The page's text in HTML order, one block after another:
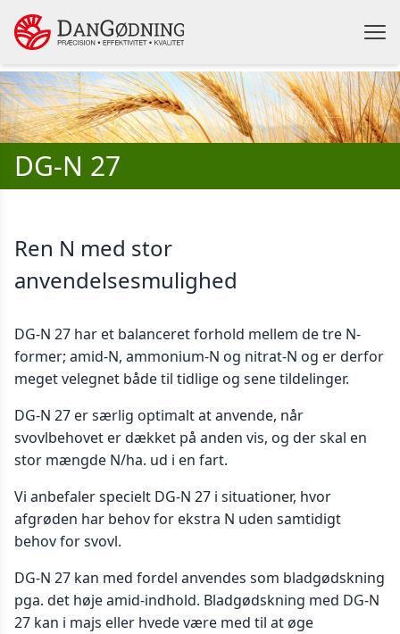
DG-N 27
Ren N med stor
anvendelsesmulighed
DG-N 27 har et balanceret forhold mellem de tre N-
former; amid-N, ammonium-N og nitrat-N og er derfor
meget velegnet både til tidlige og sene tildelinger.
DG-N 27 er særlig optimalt at anvende, når
svovlbehovet er dækket på anden vis, og der skal en
stor mængde N/ha. ud i en fart.
Vi anbefaler specielt DG-N 27 i situationer, hvor
afgrøden har behov for ekstra N uden samtidigt
behov for svovl.
DG-N 27 kan med fordel anvendes som bladgødskning
pga. det høje amid-indhold. Bladgødskning med DG-N
27 kan i majs eller hvede være med til at øge